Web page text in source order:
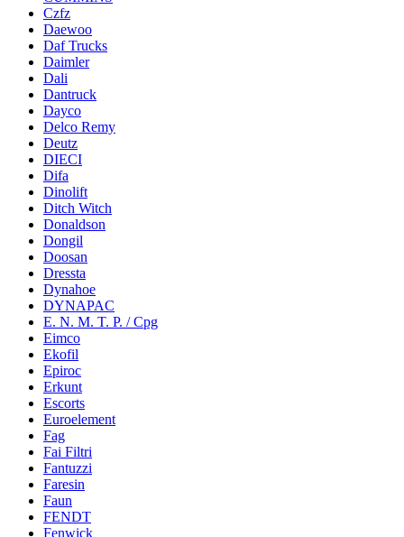
Czfz
Daewoo
Daf Trucks
Daimler
Dali
Dantruck
Dayco
Delco Remy
Deutz
DIECI
Difa
Dinolift
Ditch Witch
Donaldson
Dongil
Doosan
Dressta
Dynahoe
DYNAPAC
E. N. M. T. P. / Cpg
Eimco
Ekofil
Epiroc
Erkunt
Escorts
Euroelement
Fag
Fai Filtri
Fantuzzi
Faresin
Faun
FENDT
Fenwick